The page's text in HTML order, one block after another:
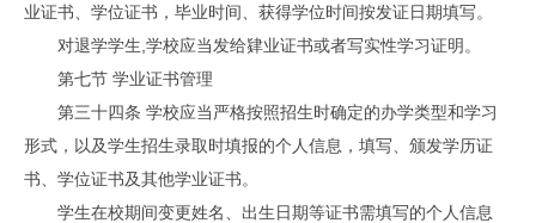
业证书、学位证书，毕业时间、获得学位时间按发证日期填写。
对退学学生,学校应当发给肄业证书或者写实性学习证明。
第七节 学业证书管理
第三十四条 学校应当严格按照招生时确定的办学类型和学习
形式，以及学生招生录取时填报的个人信息，填写、颁发学历证
书、学位证书及其他学业证书。
学生在校期间变更姓名、出生日期等证书需填写的个人信息